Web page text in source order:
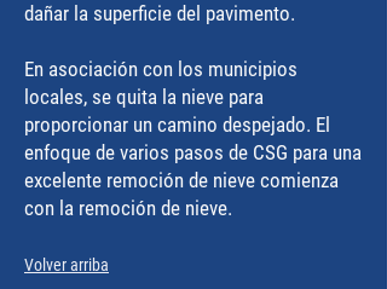
dañar la superficie del pavimento.
En asociación con los municipios
locales, se quita la nieve para
proporcionar un camino despejado. El
enfoque de varios pasos de CSG para una
excelente remoción de nieve comienza
con la remoción de nieve.
Volver arriba